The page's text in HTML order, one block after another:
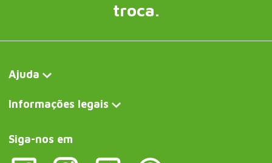
troca.
Ajuda
Informações legais
Siga-nos em